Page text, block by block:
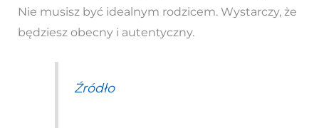
Nie musisz być idealnym rodzicem. Wystarczy, że
będziesz obecny i autentyczny.
Źródło